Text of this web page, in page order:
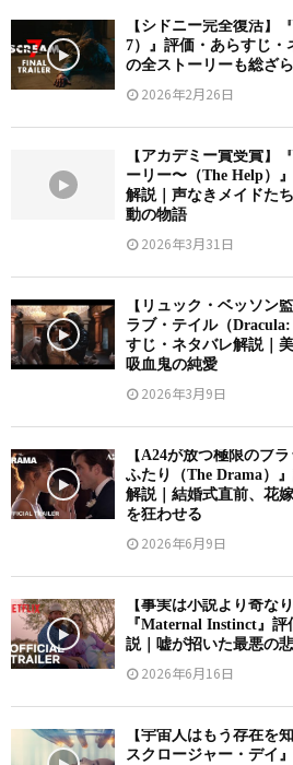
【シドニー完全復活】
7）』評価・あらすじ・
の全ストーリーも総ざら
2026年2月26日
【アカデミー賞受賞】
ーリー〜（The Help）
解説｜声なきメイドた
動の物語
2026年3月31日
【リュック・ベッソン
ラブ・テイル（
すじ・ネタバレ解説｜
吸血鬼の純愛
2026年3月9日
【A24が放つ極限のブ
ふたり（The Drama）
解説｜結婚式直前、花
を狂わせる
2026年6月9日
【事実は小説より奇な
『Maternal Instinct』
説｜嘘が招いた最悪の
2026年6月16日
【宇宙人はもう存在を
スクロージャー・デイ